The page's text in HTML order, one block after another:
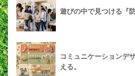
遊びの中で見つける『
コミュニケーションデ
える。